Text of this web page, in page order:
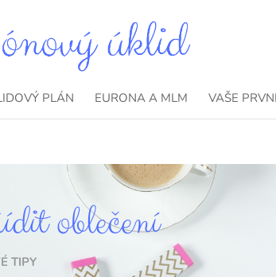
PLÁN EURONA A MLM VAŠE
oblečení
TIPY